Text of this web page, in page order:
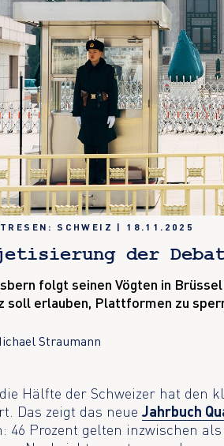
SCHWEIZ | 18.11.2025
der
folgt seinen Vögten in
soll erlauben, Plattformen zu
Straumann
Hälfte der Schweizer hat den
Das zeigt das neueJahrbuch
46 Prozent gelten inzwischen